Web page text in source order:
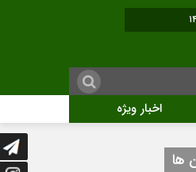
اخبار ویژه
آثار هنری ویژه ارتحال امام (ره)برگزار
ها